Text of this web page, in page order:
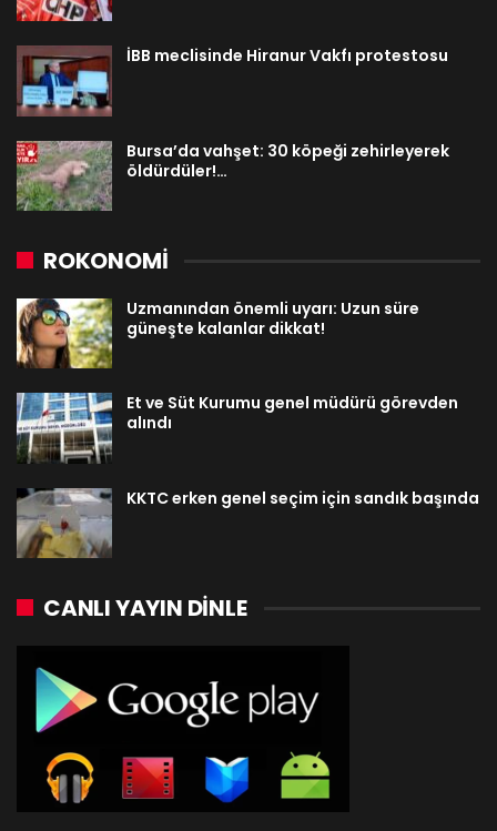
İBB meclisinde Hiranur Vakfı protestosu
Bursa’da vahşet: 30 köpeği zehirleyerek
öldürdüler!…
ROKONOMİ
Uzmanından önemli uyarı: Uzun süre
güneşte kalanlar dikkat!
Et ve Süt Kurumu genel müdürü görevden
alındı
KKTC erken genel seçim için sandık başında
CANLI YAYIN DINLE